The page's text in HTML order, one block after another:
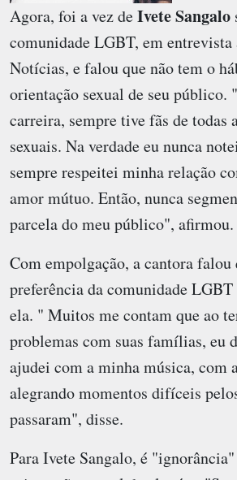
Agora, foi a vez deIvete Sangalo
comunidade LGBT, em
Notícias, e falou que não tem o
orientação sexual de seu público.
carreira, sempre tive fãs de todas
sexuais. Na verdade eu nunca
sempre respeitei minha relação
amor mútuo. Então, nunca
parcela do meu público", afirmou.
Com empolgação, a cantora falou
preferência da comunidade
ela. " Muitos me contam que ao
problemas com suas famílias, eu
ajudei com a minha música, com
alegrando momentos difíceis
passaram", disse.
Para Ivete Sangalo, é